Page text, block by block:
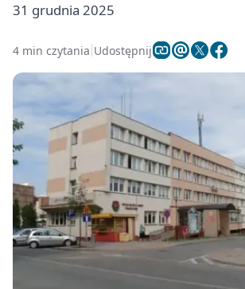
31 grudnia 2025
4 min czytania Udostępnij